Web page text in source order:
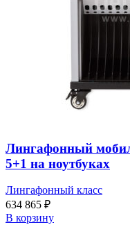
Лингафонный
5+1 на ноутбуках
Лингафонный класс
634 865 ₽
В корзину